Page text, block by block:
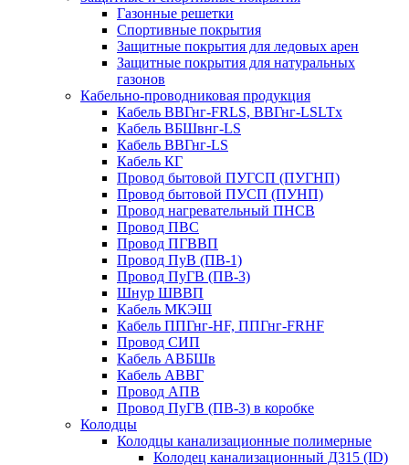
Газонные решетки
Спортивные покрытия
Защитные покрытия для ледовых арен
Защитные покрытия для натуральных
газонов
Кабельно-проводниковая продукция
Кабель ВВГнг-FRLS, ВВГнг-LSLTx
Кабель ВБШвнг-LS
Кабель ВВГнг-LS
Кабель КГ
Провод бытовой ПУГСП (ПУГНП)
Провод бытовой ПУСП (ПУНП)
Провод нагревательный ПНСВ
Провод ПВС
Провод ПГВВП
Провод ПуВ (ПВ-1)
Провод ПуГВ (ПВ-3)
Шнур ШВВП
Кабель МКЭШ
Кабель ППГнг-HF, ППГнг-FRHF
Провод СИП
Кабель АВБШв
Кабель АВВГ
Провод АПВ
Провод ПуГВ (ПВ-3) в коробке
Колодцы
Колодцы канализационные полимерные
Колодец канализационный Д315 (ID)